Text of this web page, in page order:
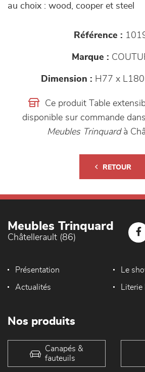
au choix : wood, cooper et steel
Référence :
Marque :
Dimension : H77 x
Ce produit Table
disponible sur commande
Meubles Trinquard à
RETOUR
Meubles Trinquard
Châtellerault (86)
Présentation Le
Actualités
Nos produits
Canapés &
fauteuils